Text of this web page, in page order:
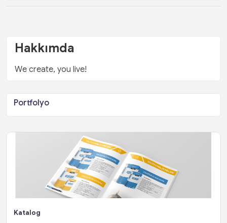
Hakkımda
We create, you live!
Portfolyo
Katalog